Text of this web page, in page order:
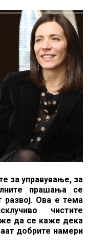
за управување, за
прашања се
развој. Ова е тема
чистите
да се каже дека
добрите намери